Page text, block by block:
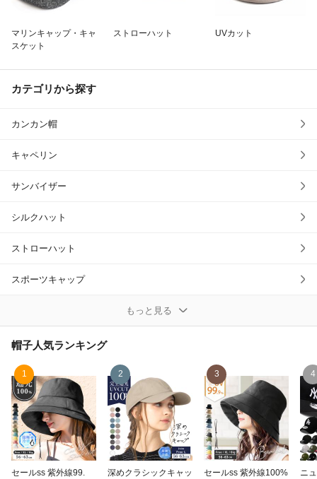
マリンキャップ・キャ
スケット
ストローハット UVカット
カテゴリから探す
カンカン帽
キャペリン
サンバイザー
シルクハット
ストローハット
スポーツキャップ
チロリアンハット
テンガロンハット
ニット帽
ハンチングハット
もっと見る
帽子人気ランキング
1
セールss 紫外線99.
2
深めクラシックキャッ
3
セールss 紫外線100%
4
ニ